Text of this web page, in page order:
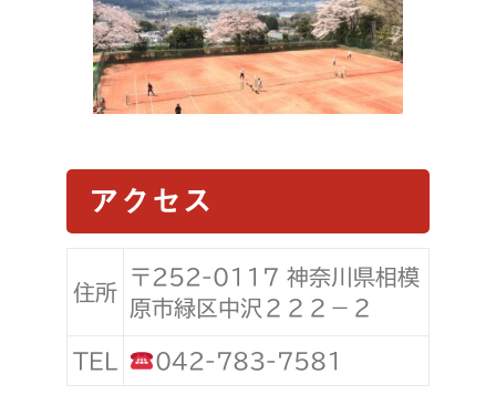
アクセス
住所
〒252-0117 神奈川県相模
原市緑区中沢２２２−２
TEL 042-783-7581